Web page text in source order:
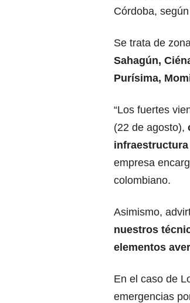
Córdoba,
Se trata de
Sahagún,
Purísima,
“Los fuertes
(22 de agosto),
empresa
colombiano.
Asimismo,
nuestros
elementos
En el caso de
emergencias